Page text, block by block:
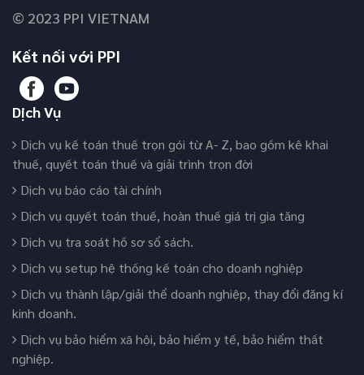
© 2023 PPI VIETNAM
Kết nối với PPI
Dịch Vụ
Dịch vụ kế toán thuế trọn gói từ A- Z, bao gồm kê khai
thuế, quyết toán thuế và giải trình trọn đời
Dịch vụ báo cáo tài chính
Dịch vụ quyết toán thuế, hoàn thuế giá trị gia tăng
Dịch vụ tra soát hồ sơ sổ sách.
Dịch vụ setup hệ thống kế toán cho doanh nghiệp
Dịch vụ thành lập/giải thể doanh nghiệp, thay đổi đăng kí
kinh doanh.
Dịch vụ bảo hiểm xã hội, bảo hiểm y tế, bảo hiểm thất
nghiệp.